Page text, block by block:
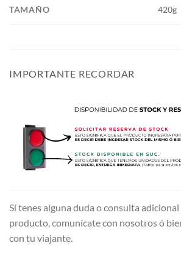
TAMAÑO 420g
IMPORTANTE RECORDAR
Sí tenes alguna duda o consulta
producto, comunícate con nosotros ó
con tu viajante.